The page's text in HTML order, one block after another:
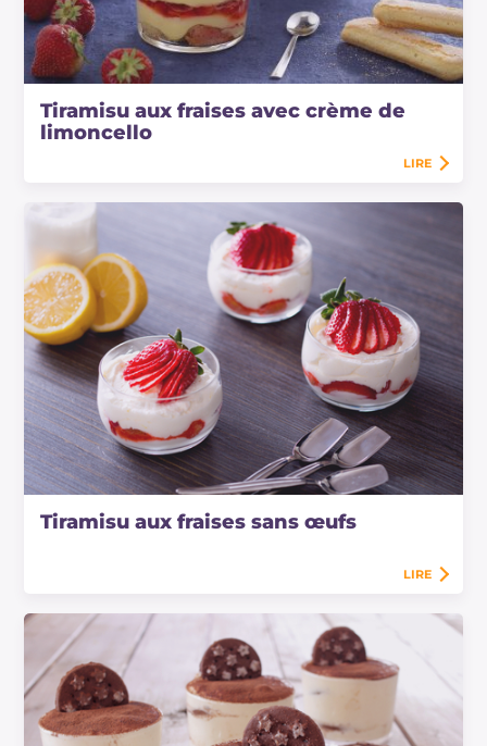
Tiramisu aux fraises avec crème de
limoncello
LIRE
Tiramisu aux fraises sans œufs
LIRE